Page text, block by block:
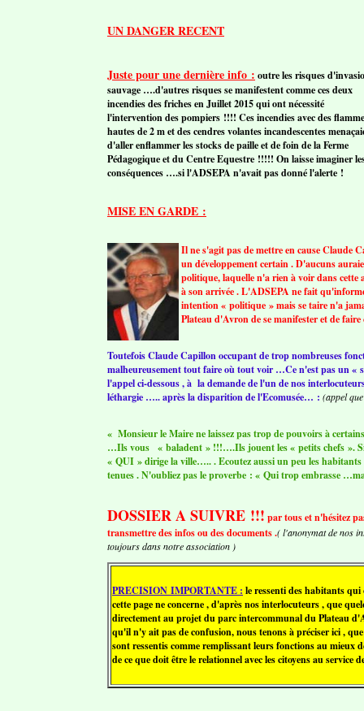
UN DANGER RECENT
Juste pour une dernière info : outre les risques
sauvage ….d'autres risques se manifestent comme ces deux
incendies des friches en Juillet 2015 qui ont nécessité
l'intervention des pompiers !!!! Ces incendies avec des
hautes de 2 m et des cendres volantes incandescentes
d'aller enflammer les stocks de paille et de foin de la Ferme
Pédagogique et du Centre Equestre !!!!! On laisse imaginer
conséquences ….si l'ADSEPA n'avait pas donné l'alerte !
MISE EN GARDE :
Il ne s'agit pas de mettre en cause Claude
un développement certain . D'aucuns
politique, laquelle n'a rien à voir dans
à son arrivée . L'ADSEPA ne fait
intention « politique » mais se taire n'a
Plateau d'Avron de se manifester et de
Toutefois Claude Capillon occupant de trop nombreuses
malheureusement tout faire où tout voir …Ce n'est pas un
l'appel ci-dessous , à la demande de l'un de nos
léthargie ….. après la disparition de l'Ecomusée… : (appel
« Monsieur le Maire ne laissez pas trop de pouvoirs à
…Ils vous « baladent » !!!….Ils jouent les « petits chefs ».
« QUI » dirige la ville….. . Ecoutez aussi un peu les
tenues . N'oubliez pas le proverbe : « Qui trop embrasse
DOSSIER A SUIVRE !!! par tous et n'hésitez
transmettre des infos ou des documents .( l'anonymat de nos
toujours dans notre association )
PRECISION IMPORTANTE : le ressenti des habitants
cette page ne concerne , d'après nos interlocuteurs , que
directement au projet du parc intercommunal du Plateau
qu'il n'y ait pas de confusion, nous tenons à préciser ici ,
sont ressentis comme remplissant leurs fonctions au mieux
de ce que doit être le relationnel avec les citoyens au service